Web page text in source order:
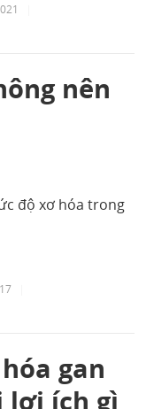
nên
độ xơ hóa trong
gan
lợi ích gì